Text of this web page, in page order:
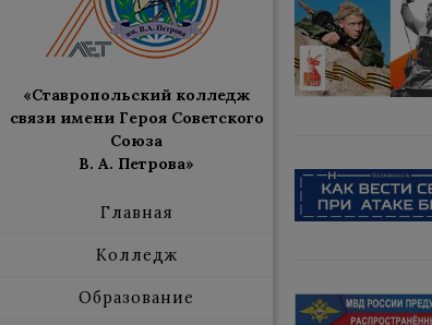
«Ставропольский колледж
связи имени Героя Советского
Союза
В. А. Петрова»
Главная
Колледж
Образование